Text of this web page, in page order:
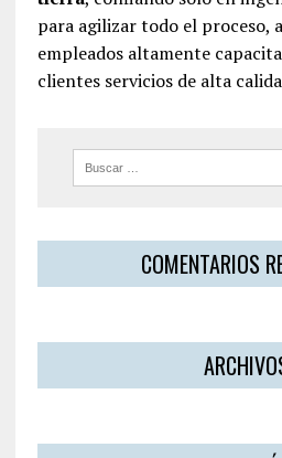
para agilizar todo el proceso,
empleados altamente
clientes servicios de alta
COMENTARIOS